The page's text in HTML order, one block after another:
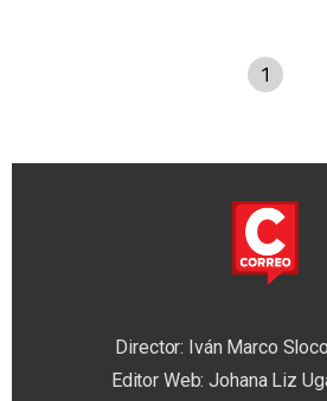
1
Director: Iván Marco
Editor Web: Johana Liz